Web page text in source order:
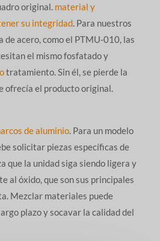
original. material y
su integridad. Para nuestros
de acero, como el PTMU-010, las
el mismo fosfatado y
tratamiento. Sin él, se pierde la
ofrecía el producto original.
de aluminio. Para un modelo
solicitar piezas específicas de
que la unidad siga siendo ligera y
al óxido, que son sus principales
Mezclar materiales puede
plazo y socavar la calidad del